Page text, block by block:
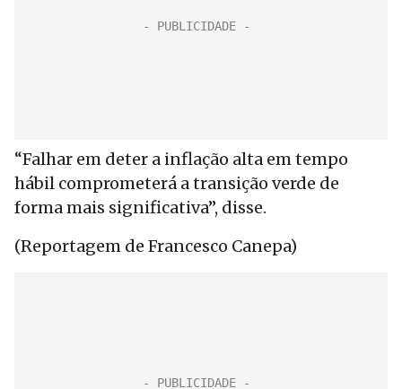
“Falhar em deter a inflação alta em tempo
hábil comprometerá a transição verde de
forma mais significativa”, disse.
(Reportagem de Francesco Canepa)